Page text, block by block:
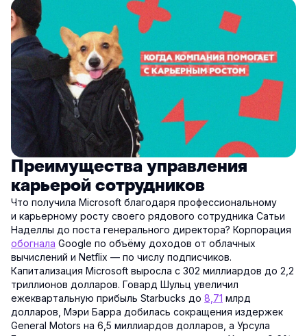
Преимущества управления
карьерой сотрудников
Что получила Microsoft благодаря профессиональному
и карьерному росту своего рядового сотрудника Сатьи
Наделлы до поста генерального директора? Корпорация
обогнала Google по объёму доходов от облачных
вычислений и Netflix — по числу подписчиков.
Капитализация Microsoft выросла с 302 миллиардов до 2,2
триллионов долларов. Говард Шульц увеличил
ежеквартальную прибыль Starbucks до 8,71 млрд
долларов, Мэри Барра добилась сокращения издержек
General Motors на 6,5 миллиардов долларов, а Урсула